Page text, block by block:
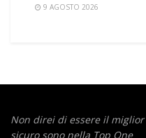
9 AGOSTO 2026
Non direi di essere il
sicuro sono nella Top One